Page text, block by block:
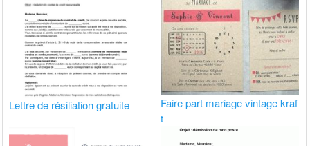
Lettre de résiliation gratuite
Faire part mariage vintage kraf
t